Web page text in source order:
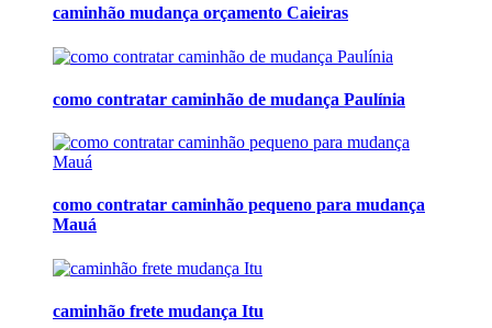
caminhão mudança orçamento Caieiras
como contratar caminhão de mudança Paulínia
como contratar caminhão pequeno para mudança
Mauá
caminhão frete mudança Itu